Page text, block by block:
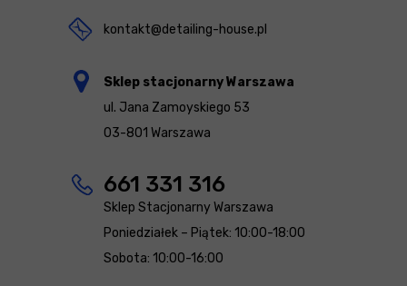
kontakt@detailing-house.pl
Sklep stacjonarny Warszawa
ul. Jana Zamoyskiego 53
03-801 Warszawa
661 331 316
Sklep Stacjonarny Warszawa
Poniedziałek – Piątek: 10:00-18:00
Sobota: 10:00-16:00